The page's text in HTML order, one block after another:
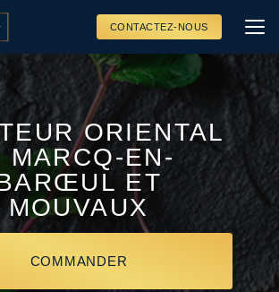
CONTACTEZ-NOUS
ORIENTAL
MARCQ-EN-
ET
MOUVAUX
COMMANDER